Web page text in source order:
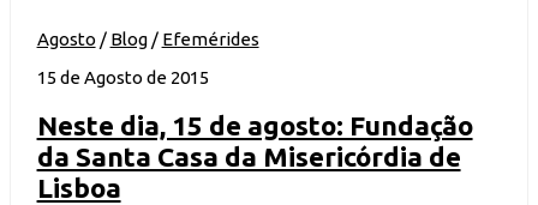
Agosto / Blog/ Efemérides
15 de Agosto de 2015
Neste dia, 15 de agosto: Fundação
da Santa Casa da Misericórdia de
Lisboa